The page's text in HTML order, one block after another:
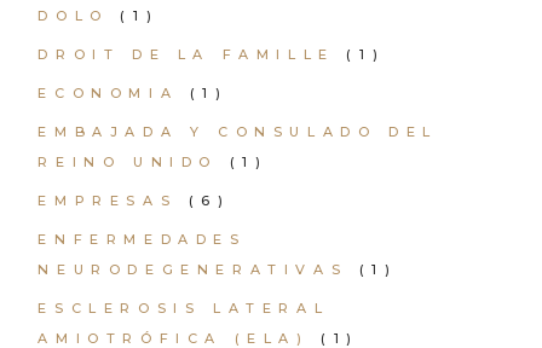
DOLO (1)
DROIT DE LA FAMILLE (1)
ECONOMIA (1)
EMBAJADA Y CONSULADO DEL
REINO UNIDO
(1)
EMPRESAS (6)
ENFERMEDADES
NEURODEGENERATIVAS
(1)
ESCLEROSIS LATERAL
AMIOTRÓFICA (ELA)
(1)